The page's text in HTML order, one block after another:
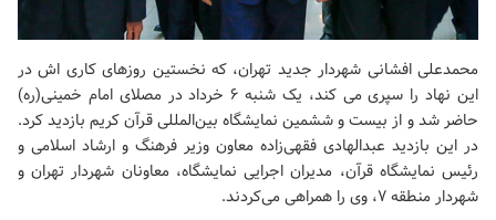
محمدعلی افشانی شهردار جدید تهران، که نخستین روزهای کاری اش در
این نهاد را سپری می کند، یک شنبه ۶ خرداد در
مصلای امام خمینی(ره)
حاضر شد و از بیست و ششمین نمایشگاه بین‌المللی قرآن کریم بازدید کرد.
در این بازدید عبدالهادی فقهی‌زاده معاون وزیر فرهنگ و ارشاد اسلامی و
رئیس نمایشگاه قرآن، مدیران اجرایی نمایشگاه، معاونان شهردار تهران و
شهردار منطقه ۷، وی را همراهی می‌کردند.